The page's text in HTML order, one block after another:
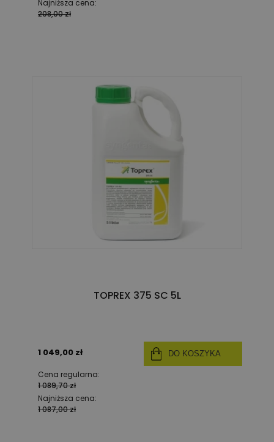
Najniższa cena:
208,00 zł
TOPREX 375 SC 5L
1 049,00 zł
Cena regularna:
1 089,70 zł
Najniższa cena:
1 087,00 zł
DO KOSZYKA